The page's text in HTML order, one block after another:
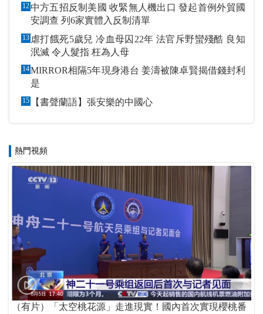
12 中方五招反制美國 收緊無人機出口 發起首例外貿國
安調查 列6家實體入反制清單
13 虐打餓死5歲兒 冷血母囚22年 法官斥野蠻殘酷 良知
泯滅 令人髮指 枉為人母
14MIRROR相隔5年現身港台 姜濤被陳卓賢揭借錢封利
是
15 【書聲蘭語】張安樂的中國心
熱門視頻
（有片）「太空桃花源」走進現實！國內首次實現櫻桃番